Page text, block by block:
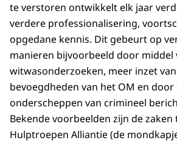
te verstoren ontwikkelt elk jaar
verdere professionalisering,
opgedane kennis. Dit gebeurt op
manieren bijvoorbeeld door middel
witwasonderzoeken, meer inzet
bevoegdheden van het OM en door
onderscheppen van crimineel
Bekende voorbeelden zijn de
Hulptroepen Alliantie (de